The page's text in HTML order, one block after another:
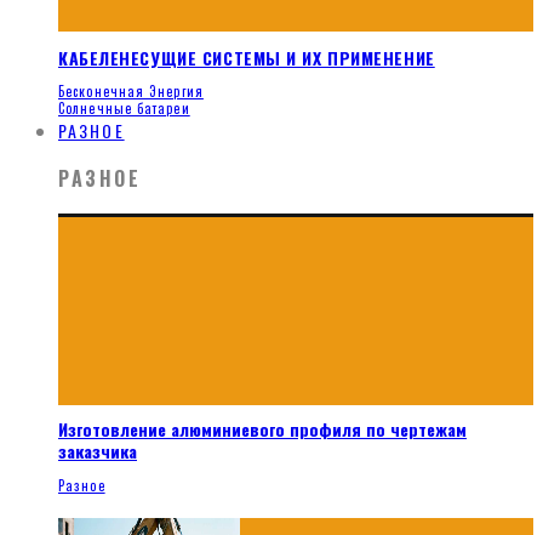
КАБЕЛЕНЕСУЩИЕ СИСТЕМЫ И ИХ ПРИМЕНЕНИЕ
Бесконечная Энергия
Солнечные батареи
РАЗНОЕ
РАЗНОЕ
Изготовление алюминиевого профиля по чертежам
заказчика
Разное